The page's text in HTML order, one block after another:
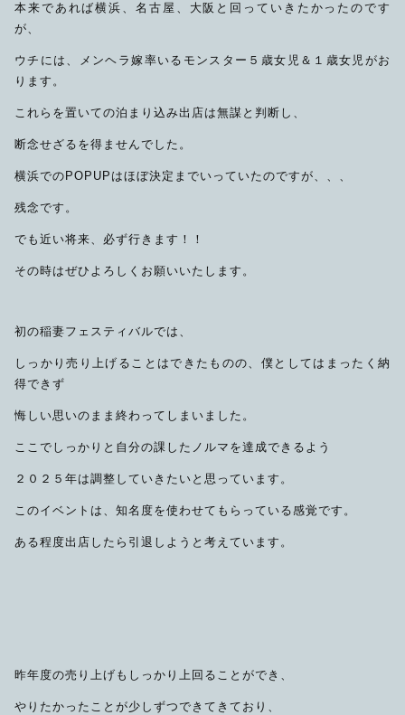
本来であれば横浜、名古屋、大阪と回っていきたかったのです
が、
ウチには、メンヘラ嫁率いるモンスター５歳女児＆１歳女児がお
ります。
これらを置いての泊まり込み出店は無謀と判断し、
断念せざるを得ませんでした。
横浜でのPOPUPはほぼ決定までいっていたのですが、、、
残念です。
でも近い将来、必ず行きます！！
その時はぜひよろしくお願いいたします。
初の稲妻フェスティバルでは、
しっかり売り上げることはできたものの、僕としてはまったく納
得できず
悔しい思いのまま終わってしまいました。
ここでしっかりと自分の課したノルマを達成できるよう
２０２５年は調整していきたいと思っています。
このイベントは、知名度を使わせてもらっている感覚です。
ある程度出店したら引退しようと考えています。
昨年度の売り上げもしっかり上回ることができ、
やりたかったことが少しずつできてきており、